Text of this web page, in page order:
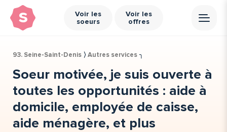
Voir les
soeurs
Voir les
offres
s
93. Seine-Saint-Denis ⟩Autres services ╮
Soeur motivée, je suis ouverte à
toutes les opportunités : aide à
domicile, employée de caisse,
aide ménagère, et plus